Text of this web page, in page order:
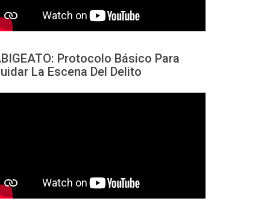
Protocolo Básico Para
La Escena Del Delito